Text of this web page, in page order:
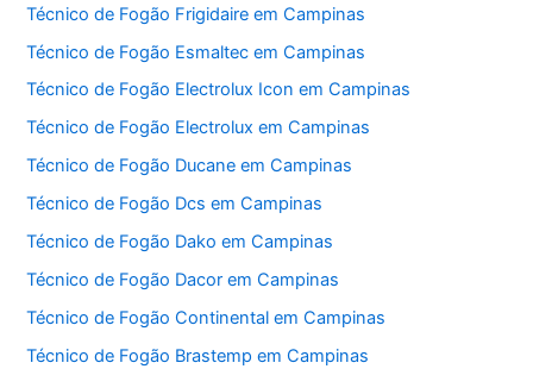
Técnico de Fogão Frigidaire em Campinas
Técnico de Fogão Esmaltec em Campinas
Técnico de Fogão Electrolux Icon em Campinas
Técnico de Fogão Electrolux em Campinas
Técnico de Fogão Ducane em Campinas
Técnico de Fogão Dcs em Campinas
Técnico de Fogão Dako em Campinas
Técnico de Fogão Dacor em Campinas
Técnico de Fogão Continental em Campinas
Técnico de Fogão Brastemp em Campinas